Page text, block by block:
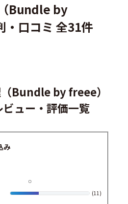
Bundle by
口コミ 全31件
Bundle by freee）
ュー・評価一覧
み
(11)